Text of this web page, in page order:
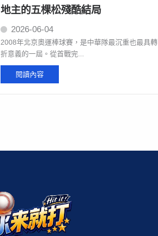
地主的五棵松殘酷結局
2026-06-04
2008年北京奧運棒球賽，是中華隊最沉重也最具轉
折意義的一屆。從首戰完...
閱讀內容